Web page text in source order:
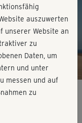
auszuwerten
unserer Website an
zu
Daten, um
und unter
messen und auf
zu